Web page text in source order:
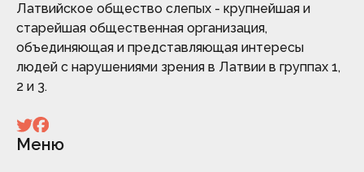
Латвийское общество слепых - крупнейшая и
старейшая общественная организация,
объединяющая и представляющая интересы
людей с нарушениями зрения в Латвии в группах 1,
2 и 3.
Меню